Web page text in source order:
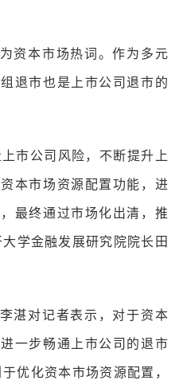
资本市场热词。作为多元
退市也是上市公司退市的
市公司风险，不断提升上
本市场资源配置功能，进
最终通过市场化出清，推
学金融发展研究院院长田
湛对记者表示，对于资本
一步畅通上市公司的退市
优化资本市场资源配置，